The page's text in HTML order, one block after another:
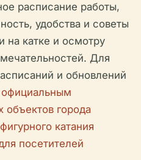
расписание работы,
удобства и советы
на катке и осмотру
Для
и обновлений
официальным
объектов города
катания
посетителей